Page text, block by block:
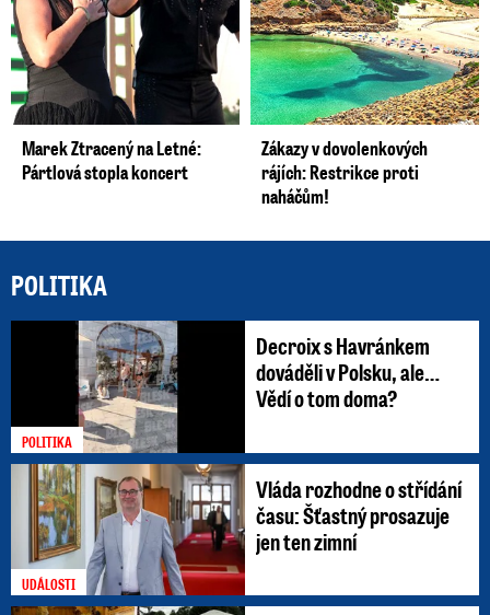
Marek Ztracený na Letné:
Pártlová stopla koncert
Zákazy v dovolenkových
rájích: Restrikce proti
naháčům!
POLITIKA
POLITIKA
Decroix s Havránkem
dováděli v Polsku, ale…
Vědí o tom doma?
UDÁLOSTI
Vláda rozhodne o střídání
času: Šťastný prosazuje
jen ten zimní